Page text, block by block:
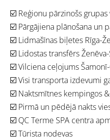
☑️ Reģionu pārzinošs grupas
☑️ Pārgājiena plānošana un
☑️ Lidmašīnas biļetes Rīga-
☑️ Lidostas transfērs
☑️ Vilciena ceļojums
☑️Visi transporta izdevumi
☑️ Naktsmītnes kempingos
☑️ Pirmā un pēdējā nakts
☑️ QC Terme SPA centra
☑️ Tūrista nodevas